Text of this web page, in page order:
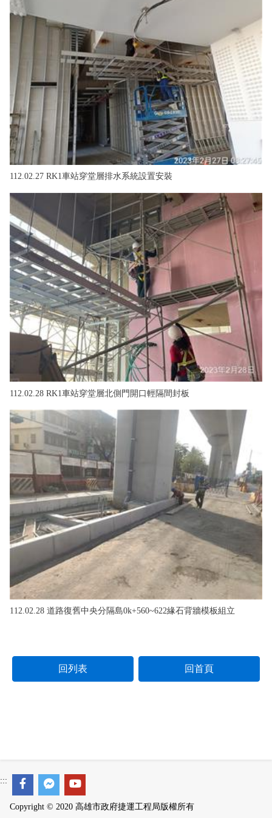
112.02.27 RK1車站穿堂層排水系統設置安裝
112.02.28 RK1車站穿堂層北側門開口輕隔間封板
112.02.28 道路復舊中央分隔島0k+560~622緣石背牆模板組立
回列表 回首頁
:::
Copyright © 2020 高雄市政府捷運工程局版權所有